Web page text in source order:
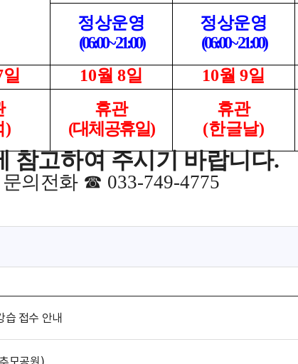
정상운영
(06:00~ 21:00)
정상운영
(06:00~ 21:00)
일 10월8일 10월9일
)
휴관
(대체공휴일)
휴관
(한글날)
참고하여 주시기 바랍니다.
문의전화 ☎ 033-749-4775
접수 안내
모공원)